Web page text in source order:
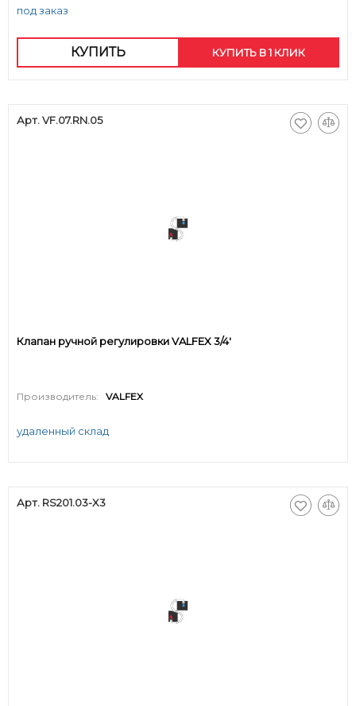
под заказ
КУПИТЬ КУПИТЬ В 1 КЛИК
Арт. VF.07.RN.05
Клапан ручной регулировки VALFEX 3/4'
Производитель: VALFEX
удаленный склад
Арт. RS201.03-X3